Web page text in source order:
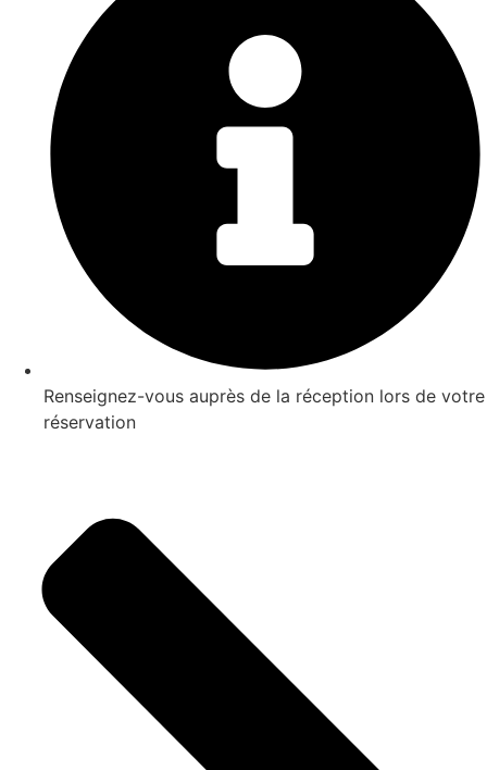
Renseignez-vous auprès de la réception lors de votre
réservation